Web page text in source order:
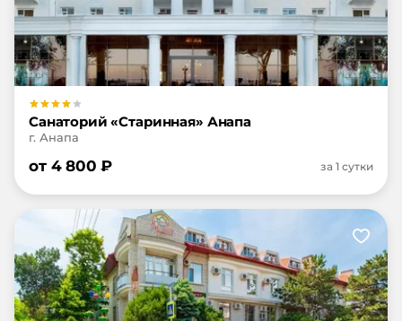
Санаторий «Старинная» Анапа
г. Анапа
от 4 800 ₽ за 1 сутки